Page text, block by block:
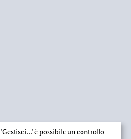
'Gestisci...'è possibile un controllo